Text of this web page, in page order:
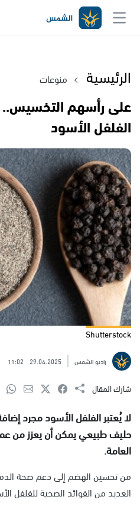
الرئيسية منوعات
الفلفل الأسود
Shutterstock
راديو الشمس 29.04.2025
11:02
شارك المقال
لا يُعتبر الفلفل الأسود مجرد
حليف طبيعي يمكن أن يعزز من
العامة.
من تحسين الهضم إلى دعم صحة
العديد من الفوائد الصحية للفلفل